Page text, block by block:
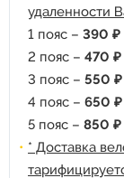
удаленности
1 пояс – 390 ₽
2 пояс – 470 ₽
3 пояс – 550 ₽
4 пояс – 650 ₽
5 пояс – 850 ₽
* Доставка